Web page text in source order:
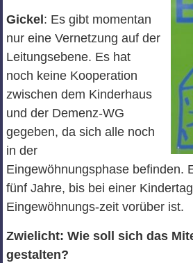
Gickel : Es gibt momentan
nur eine Vernetzung auf der
Leitungsebene. Es hat
noch keine Kooperation
zwischen dem Kinderhaus
und der Demenz-WG
gegeben, da sich alle noch
in der
Eingewöhnungsphase befinden.
fünf Jahre, bis bei einer
Eingewöhnungs-zeit vorüber ist.
Zwielicht: Wie soll sich das
gestalten?